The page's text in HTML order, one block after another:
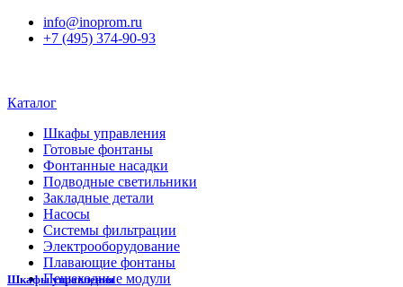
info@inoprom.ru
+7 (495) 374-90-93
Каталог
Шкафы управления
Готовые фонтаны
Фонтанные насадки
Подводные светильники
Закладные детали
Насосы
Системы фильтрации
Электрооборудование
Плавающие фонтаны
Пешеходные модули
Шкафы управления